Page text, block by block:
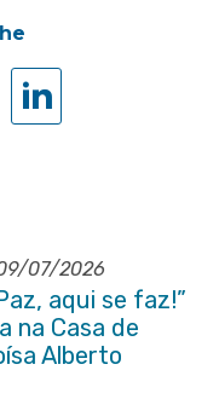
07/2026
aqui se faz!”
na Casa de
Alberto